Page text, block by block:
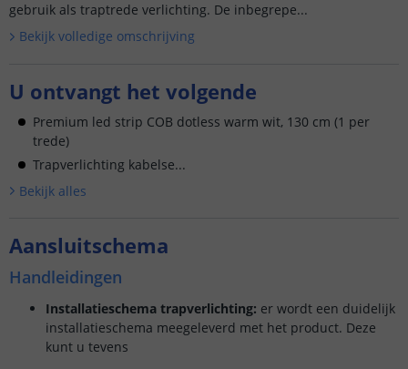
gebruik als traptrede verlichting. De inbegrepe...
Bekijk volledige omschrijving
U ontvangt het volgende
Premium led strip COB dotless warm wit, 130 cm (1 per
trede)
Trapverlichting kabelse...
Bekijk alles
Aansluitschema
Handleidingen
Installatieschema trapverlichting: er wordt een duidelijk
installatieschema meegeleverd met het product. Deze
kunt u tevens